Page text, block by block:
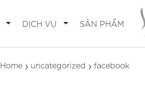
DỊCH VỤ SẢN PHẨM
Home uncategorized facebook